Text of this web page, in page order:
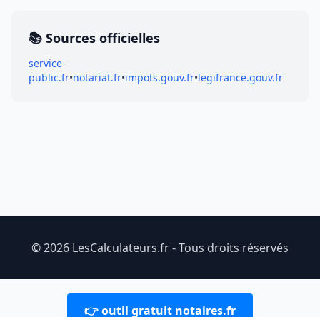
📚 Sources officielles
service-
public.fr•notariat.fr•impots.gouv.fr•legifrance.gouv.fr
© 2026 LesCalculateurs.fr - Tous droits réservés
👉 outil gratuit notaires.fr